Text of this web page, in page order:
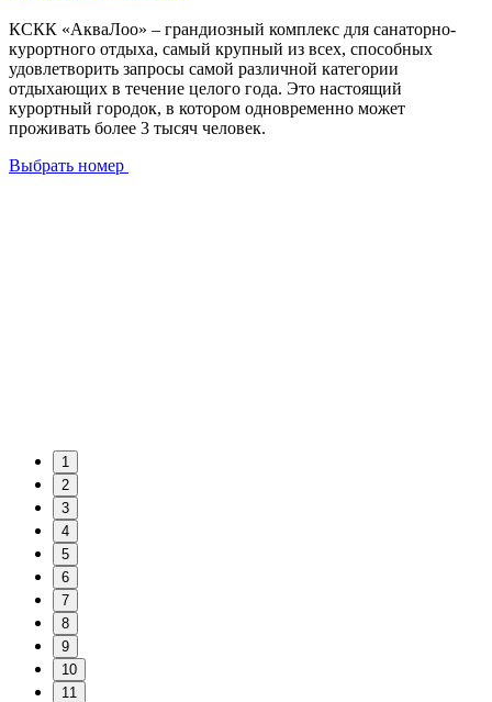
КСКК «АкваЛоо» – грандиозный комплекс для санаторно-
курортного отдыха, самый крупный из всех, способных
удовлетворить запросы самой различной категории
отдыхающих в течение целого года. Это настоящий
курортный городок, в котором одновременно может
проживать более 3 тысяч человек.
Выбрать номер
1
2
3
4
5
6
7
8
9
10
11